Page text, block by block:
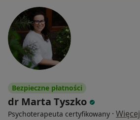
Bezpieczne płatności
dr Marta Tyszko
Psychoterapeuta certyfikowany · Więcej